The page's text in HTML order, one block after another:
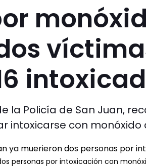
la Policía de San Juan,
intoxicarse con monóxido
personas por intoxicación con